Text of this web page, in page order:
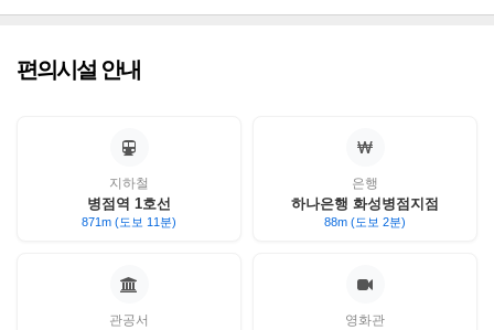
편의시설 안내
지하철
병점역 1호선
871m (도보 11분)
은행
하나은행 화성병점지점
88m (도보 2분)
관공서 영화관